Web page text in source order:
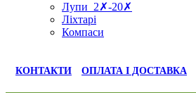
Лупи 2✗-20✗
Ліхтарі
Компаси
КОНТАКТИ ОПЛАТА І ДОСТАВКА